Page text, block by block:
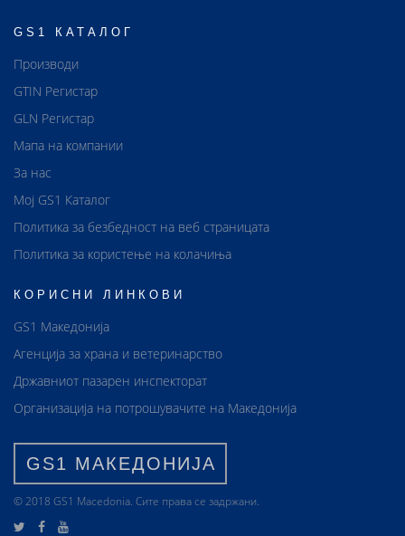
GS1 КАТАЛОГ
Производи
GTIN Регистар
GLN Регистар
Мапа на компании
За нас
Мој GS1 Каталог
Политика за безбедност на веб страницата
Политика за користење на колачиња
КОРИСНИ ЛИНКОВИ
GS1 Македонија
Агенција за храна и ветеринарство
Државниот пазарен инспекторат
Организација на потрошувачите на Македонија
GS1 МАКЕДОНИЈА
© 2018 GS1 Маcedonia. Сите права се задржани.